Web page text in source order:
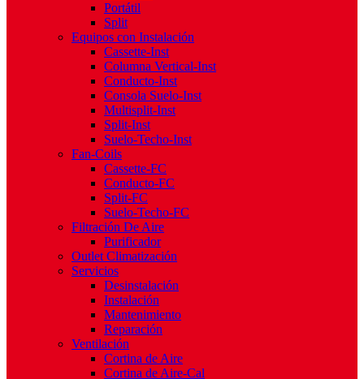
Portátil
Split
Equipos con Instalación
Cassette-Inst
Columna Vertical-Inst
Conducto-Inst
Consola Suelo-Inst
Multisplit-Inst
Split-Inst
Suelo-Techo-Inst
Fan-Coils
Cassette-FC
Conducto-FC
Split-FC
Suelo-Techo-FC
Filtración De Aire
Purificador
Outlet Climatización
Servicios
Desinstalación
Instalación
Mantenimiento
Reparación
Ventilación
Cortina de Aire
Cortina de Aire-Cal